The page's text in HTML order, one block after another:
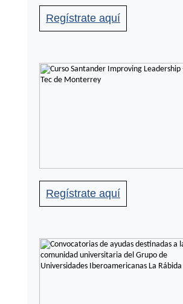
Regístrate aquí
Regístrate aquí